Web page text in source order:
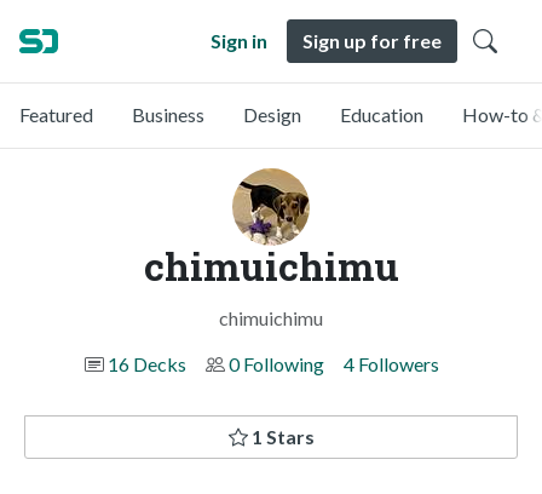
Sign in Sign up for free
Featured Business Design Education How-to
chimuichimu
chimuichimu
16 Decks
0 Following 4 Followers
1 Stars